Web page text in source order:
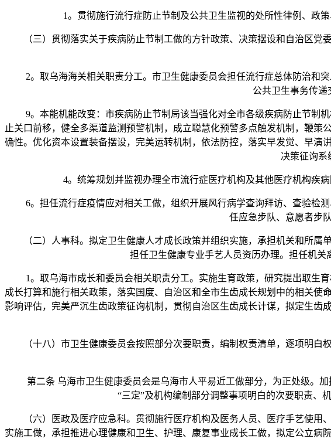
1。贯彻施行流行症防止节制及公共卫生监视的处所性律例、政策
（三）贯彻落实关于疾病防止节制工做的方针政策、决策摆设和自治区党
2。取乌海海关相关职责分工。市卫生健康委员会担任流行症总体防治和突
公共卫生事务传递
9。本能机能改变：市疾病防止节制局该当强化对全市各级疾病防止节制
止关口前移，健全多渠道监测预警机制，成立聪慧化预警多点触发机制，鞭
确性。优化资本设置装备摆设，完美运转机制，依法防控，落实早发觉、早
决策征询系
4。统筹规划并监视办理全市流行症医疗机构及其他医疗机构疾病
6。担任流行症疫情应对相关工做，组织开展风行病学查询拜访、查验检测
任应急步队、意愿者步
（二）人事科。拟定卫生健康人才成长政策并组织实施，承担机关和所属
担任卫生健康专业手艺人员资历办理。担任机关
1。取乌海市成长和委员会相关职责分工。实施生育政策，研究提出取生
成长打算和施行相关政策，落实国度、自治区和全市生齿成长规划中的相关
影响评估，完美严沉生齿政策征询机制，贯彻自治区生齿成长计谋，拟定生
（十八）市卫生健康委员会按照部分次要职责，编制权责清单，逐项明白
第二条 乌海市卫生健康委员会是乌海市人平易近工做部分，为正处级。加
“三定”及机构编制部分调整事项明白的次要职责、
（六）医政及医疗应急科。贯彻施行医疗机构及医务人员、医疗手艺使用
实施工做，承担推进心理健康和卫生、护理、康复事业成长工做，拟定公立